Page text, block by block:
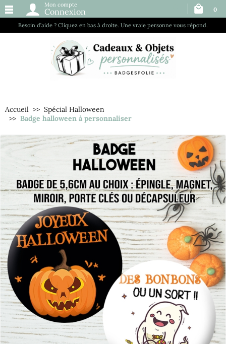
Besoin d’aide ? Cliquez en bas à droite. Une vraie personne vous répond.
Mon compte
Connexion 0
Accueil
Spécial Halloween
Badge halloween à personnaliser